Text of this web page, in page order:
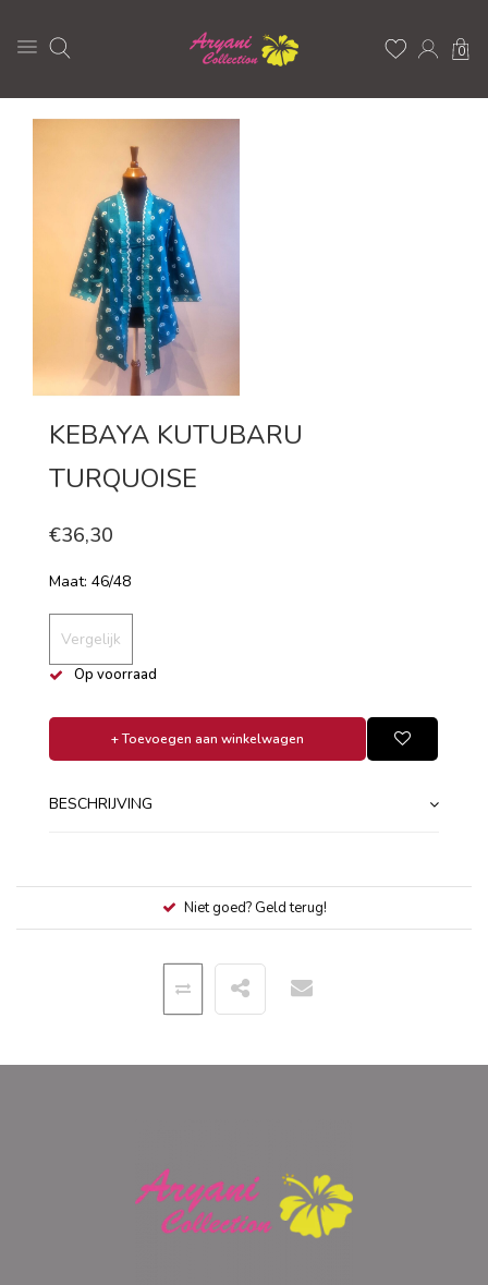
0
KEBAYA KUTUBARU
TURQUOISE
€36,30
Maat: 46/48
Vergelijk
Op voorraad
+ Toevoegen aan winkelwagen
BESCHRIJVING
Niet goed? Geld terug!